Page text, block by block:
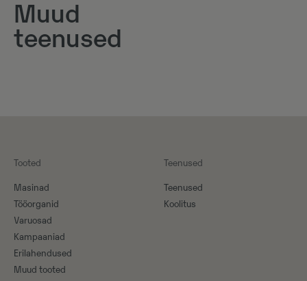
Muud
teenused
Tooted
Masinad
Tööorganid
Varuosad
Kampaaniad
Erilahendused
Muud tooted
Teenused
Teenused
Koolitus